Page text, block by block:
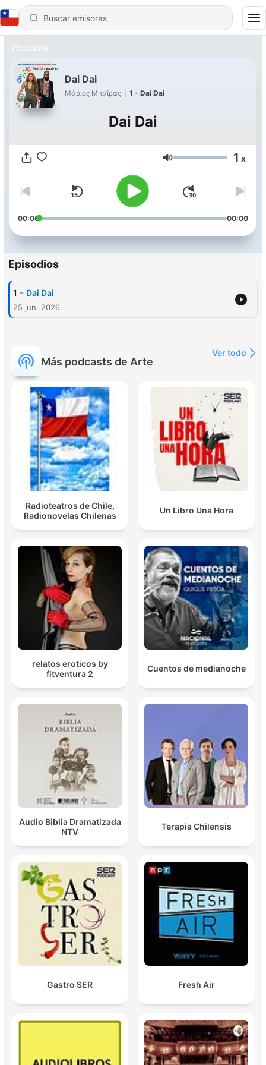
Podcasts
Dai Dai
Μάριος Μπαΐρας 1 - Dai Dai
Dai Dai
Volumen 1 x
00:00 00:00
Episodios
1 - Dai Dai
25 jun. 2026
Más podcasts de Arte
Ver todo
Radioteatros de Chile,
Radionovelas Chilenas
Un Libro Una Hora
relatos eroticos by
fitventura 2
Cuentos de medianoche
Audio Biblia Dramatizada
NTV
Terapia Chilensis
Gastro SER Fresh Air